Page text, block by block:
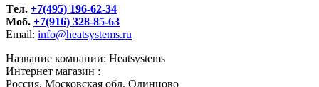
Tел. +7(495) 196-62-34
Моб. +7(916) 328-85-63
Email: info@heatsystems.ru
Название компании: Heatsystems
Интернет магазин :
Россия, Московская обл. Одинцово